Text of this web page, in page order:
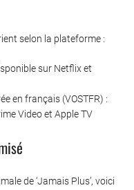
selon la plateforme :
sur Netflix et
en français (VOSTFR) :
Video et Apple TV
de ‘Jamais Plus’, voici